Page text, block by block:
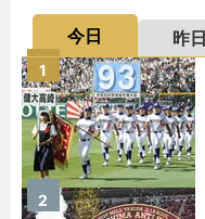
今日 昨日
1
2